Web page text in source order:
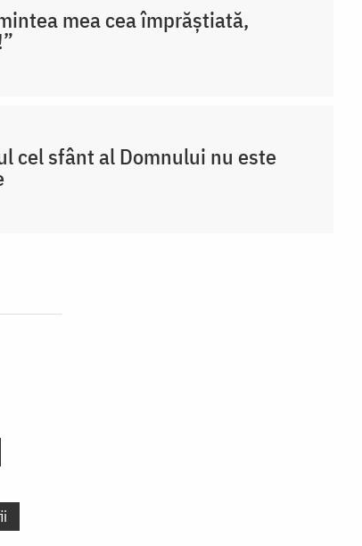
mea cea împrăștiată,
cel sfânt al Domnului nu este